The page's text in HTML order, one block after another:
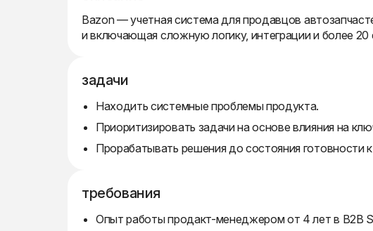
Bazon — учетная система для продавцов
и включающая сложную логику, интеграции и более 20
задачи
Находить системные проблемы продукта.
Приоритизировать задачи на основе влияния на
Прорабатывать решения до состояния готовности
требования
Опыт работы продакт-менеджером от 4 лет в B2B